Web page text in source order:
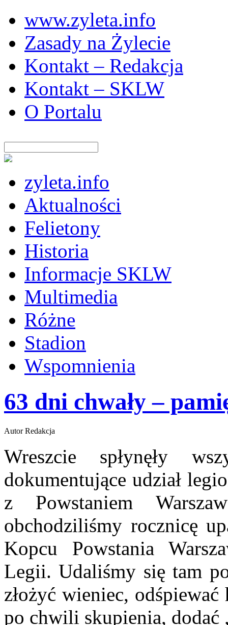
www.zyleta.info
Zasady na Żylecie
Kontakt – Redakcja
Kontakt – SKLW
O Portalu
zyleta.info
Aktualności
Felietony
Historia
Informacje SKLW
Multimedia
Różne
Stadion
Wspomnienia
63 dni chwały –
Autor Redakcja
Wreszcie spłynęły
dokumentujące udział
z Powstaniem
obchodziliśmy rocznicę
Kopcu Powstania
Legii. Udaliśmy się tam
złożyć wieniec,
po chwili skupienia, dodać